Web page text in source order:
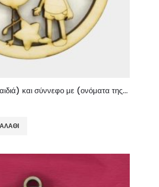
Ξύλινο στρογγυλό (παιδιά) και σύννεφο με (ονόματα της αρεσκείας σας) 10 εκ.